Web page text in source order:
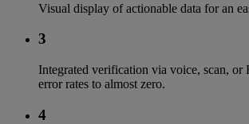
Visual display of actionable data for an
3
Integrated verification via voice, scan, or
error rates to almost zero.
4